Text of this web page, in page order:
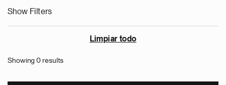
Show Filters
Limpiar todo
Showing 0 results